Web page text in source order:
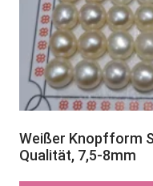
Weißer Knopfform
Qualität, 7,5-8mm